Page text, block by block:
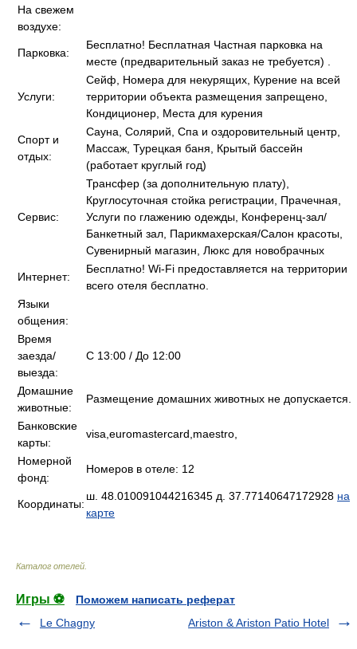
На свежем
воздухе:
Парковка:
Бесплатно! Бесплатная Частная парковка на
месте (предварительный заказ не требуется) .
Услуги:
Сейф, Номера для некурящих, Курение на всей
территории объекта размещения запрещено,
Кондиционер, Места для курения
Спорт и
отдых:
Сауна, Солярий, Спа и оздоровительный центр,
Массаж, Турецкая баня, Крытый бассейн
(работает круглый год)
Сервис:
Трансфер (за дополнительную плату),
Круглосуточная стойка регистрации, Прачечная,
Услуги по глажению одежды, Конференц-зал/
Банкетный зал, Парикмахерская/Салон красоты,
Сувенирный магазин, Люкс для новобрачных
Интернет:
Бесплатно! Wi-Fi предоставляется на территории
всего отеля бесплатно.
Языки
общения:
Время
заезда/
выезда:
C 13:00 / До 12:00
Домашние
животные:
Размещение домашних животных не допускается.
Банковские
карты:
visa,euromastercard,maestro,
Номерной
фонд:
Номеров в отеле: 12
Координаты:
ш. 48.010091044216345 д. 37.77140647172928 на
карте
Каталог отелей
Игры ⚽
Поможем написать реферат
Le Chagny
Ariston & Ariston Patio Hotel